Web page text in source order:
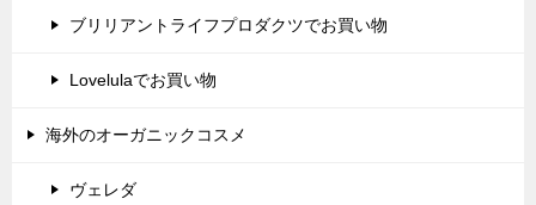
ブリリアントライフプロダクツでお買い物
Lovelulaでお買い物
海外のオーガニックコスメ
ヴェレダ